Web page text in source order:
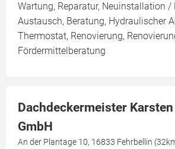
Wartung, Reparatur, Neuinstallation /
Austausch, Beratung, Hydraulischer
Thermostat, Renovierung,
Fördermittelberatung
Dachdeckermeister
GmbH
An der Plantage 10, 16833 Fehrbellin